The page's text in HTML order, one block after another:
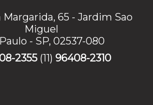
Margarida, 65 - Jardim Sao
Miguel
- SP, 02537-080
2355 (11) 96408-2310